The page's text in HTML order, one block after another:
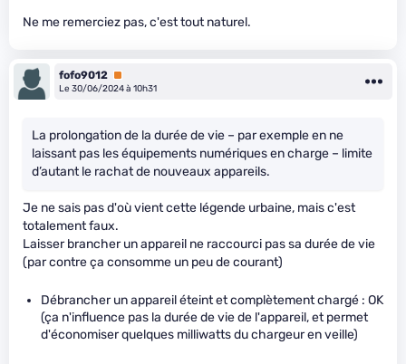
Ne me remerciez pas, c'est tout naturel.
fofo9012 Premium
Le 30/06/2024 à 10h31
La prolongation de la durée de vie – par exemple en ne
laissant pas les équipements numériques en charge – limite
d’autant le rachat de nouveaux appareils.
Je ne sais pas d'où vient cette légende urbaine, mais c'est
totalement faux.
Laisser brancher un appareil ne raccourci pas sa durée de vie
(par contre ça consomme un peu de courant)
Débrancher un appareil éteint et complètement chargé : OK
(ça n'influence pas la durée de vie de l'appareil, et permet
d'économiser quelques milliwatts du chargeur en veille)